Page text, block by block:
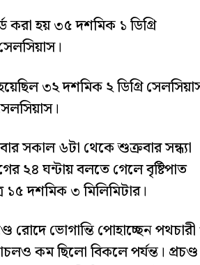
করা হয় ৩৫ দশমিক ১ ডিগ্রি
৩২ দশমিক ২ ডিগ্রি
সকাল ৬টা থেকে শুক্রবার সন্ধ্যা
২৪ ঘন্টায় বলতে গেলে বৃষ্টিপাত
১৫ দশমিক ৩ মিলিমিটার।
রোদে ভোগান্তি পোহাচ্ছেন
কম ছিলো বিকলে পর্যন্ত। প্রচণ্ড